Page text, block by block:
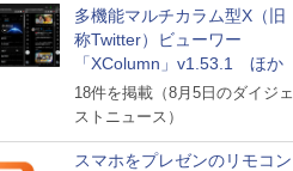
多機能マルチカラム型X（旧
称Twitter）ビューワー
「XColumn」v1.53.1 ほか
18件を掲載（8月5日のダイジェ
ストニュース）
スマホをプレゼンのリモコン